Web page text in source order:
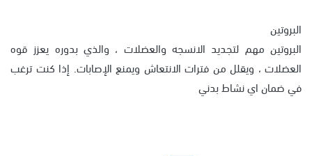
البروتين
البروتين مهم لتجديد الانسجه والعضلات ، والذي بدوره يعزز قوه
العضلات ، ويقلل من فترات الانتعاش ويمنع الإصابات. إذا كنت ترغب
في ضمان اي نشاط بدني